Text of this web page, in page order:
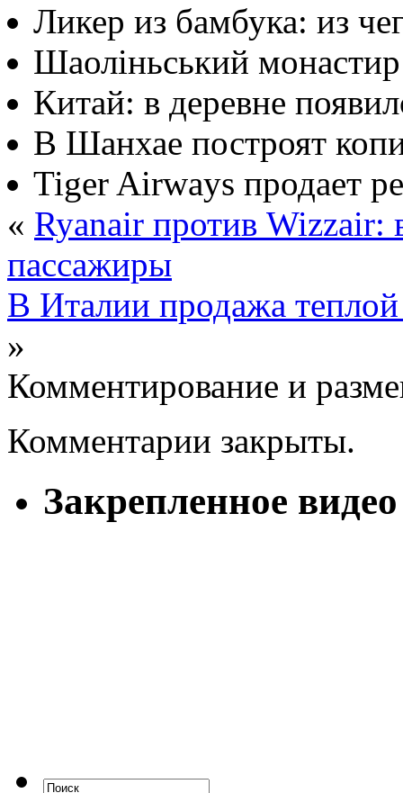
Ликер из бамбука: из
Шаоліньський монастир
Китай: в деревне
В Шанхае построят
Tiger Airways продает
« Ryanair против Wizzair:
пассажиры
В Италии продажа
»
Комментирование и
Комментарии закрыты.
Закрепленное видео